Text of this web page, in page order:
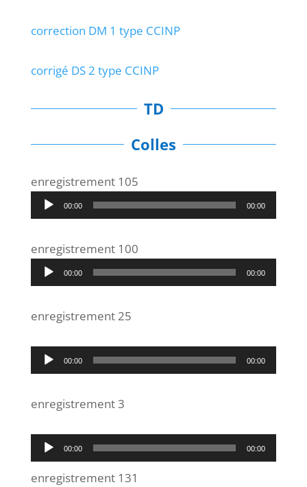
correction DM 1 type CCINP
corrigé DS 2 type CCINP
TD
Colles
enregistrement 105
Lecteur
audio
00:00 00:00
enregistrement 100
Lecteur
audio
00:00 00:00
enregistrement 25
Lecteur
audio
00:00 00:00
enregistrement 3
Lecteur
audio
00:00 00:00
enregistrement 131